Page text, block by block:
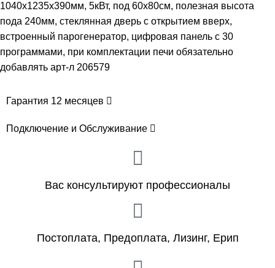
1040x1235x390мм, 5кВт, под 60х80см, полезная высота
пода 240мм, стеклянная дверь с открытием вверх,
встроенный парогенератор, цифровая панель с 30
программами, при комплектации печи обязательно
добавлять арт-л 206579
Гарантия 12 месяцев
Подключение и Обслуживание
Вас консультируют профессионалы
Постоплата, Предоплата, Лизинг, Ерип